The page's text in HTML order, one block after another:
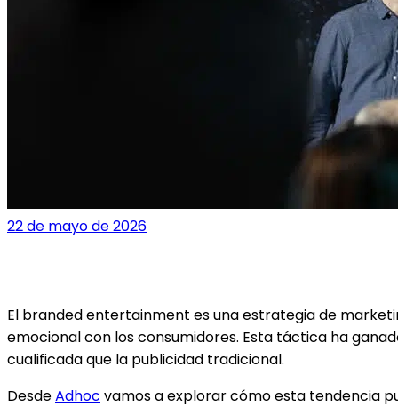
22 de mayo de 2026
El branded entertainment es una estrategia de
emocional con los consumidores. Esta táctica ha
cualificada que la publicidad tradicional.
DesdeAdhoc vamos a explorar cómo esta tendencia